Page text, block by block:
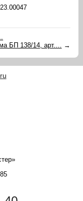
БП 138/14, арт.... →